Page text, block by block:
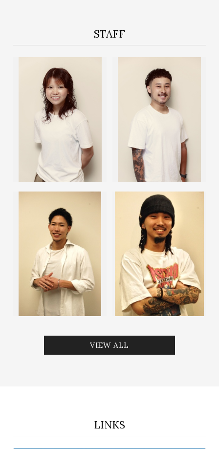
STAFF
VIEW ALL
LINKS